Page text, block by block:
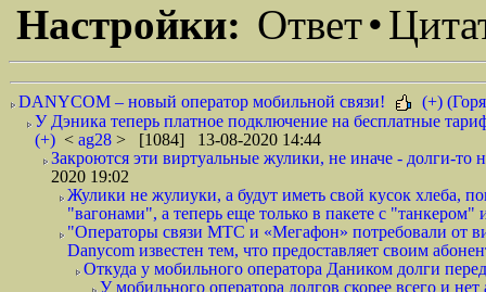
Настройки: Ответ•
DANYCOM – новый оператор мобильной связи!
(+)
У Дэника теперь платное подключение на бесплатные
(+) < ag28 > [1084] 13-08-2020 14:44
Закроются эти виртуальные жулики, не иначе - долги-то
2020 19:02
Жулики не жулиуки, а будут иметь свой кусок хлеба,
"вагонами", а теперь еще только в пакете с
"Операторы связи МТС и «Мегафон» потребовали от
Danycom известен тем, что предоставляет своим
Откуда у мобильного оператора Даником долги
У мобильного оператора долгов скорее всего и